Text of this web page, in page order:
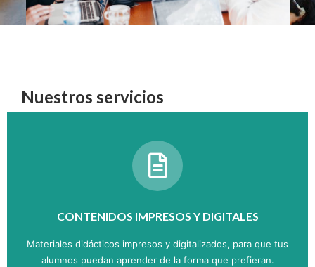
Nuestros servicios
CONTENIDOS IMPRESOS Y DIGITALES
Materiales didácticos impresos y digitalizados, para que tus
alumnos puedan aprender de la forma que prefieran.